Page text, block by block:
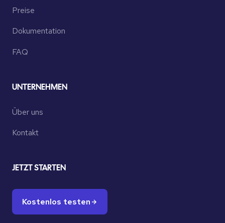
Preise
Dokumentation
FAQ
UNTERNEHMEN
Über uns
Kontakt
JETZT STARTEN
Kostenlos testen